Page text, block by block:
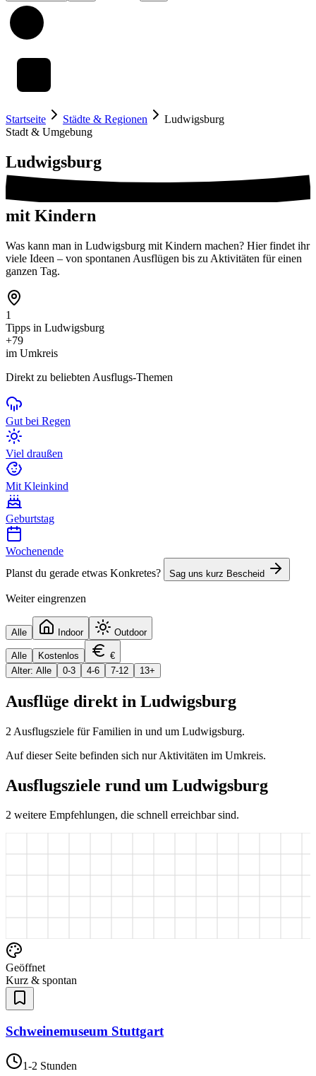
Startseite Städte & Regionen
Ludwigsburg
Stadt & Umgebung
Ludwigsburg
mit Kindern
Was kann man in Ludwigsburg mit Kindern machen? Hier findet ihr
viele Ideen – von spontanen Ausflügen bis zu Aktivitäten für einen
ganzen Tag.
1
Tipps in Ludwigsburg
+79
im Umkreis
Direkt zu beliebten Ausflugs-Themen
Gut bei Regen
Viel draußen
Mit Kleinkind
Geburtstag
Wochenende
Planst du gerade etwas Konkretes?
Sag uns kurz Bescheid
Weiter eingrenzen
Alle Indoor Outdoor
Alle Kostenlos
€
Alter: Alle
0-3 4-6 7-12 13+
Ausflüge direkt in Ludwigsburg
2 Ausflugsziele für Familien in und um Ludwigsburg.
Auf dieser Seite befinden sich nur Aktivitäten im Umkreis.
Ausflugsziele rund um Ludwigsburg
2 weitere Empfehlungen, die schnell erreichbar sind.
Geöffnet
Kurz & spontan
Schweinemuseum Stuttgart
1-2 Stunden